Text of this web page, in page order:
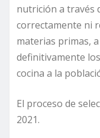
nutrición a través
correctamente ni
materias primas,
definitivamente
cocina a la
El proceso de
2021.